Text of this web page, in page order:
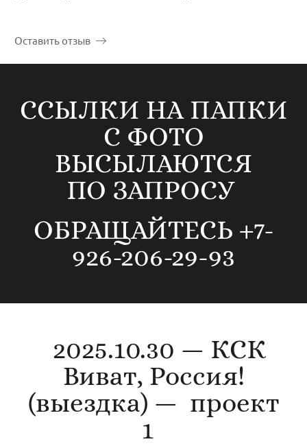
Оставить отзыв
ССЫЛКИ НА ПАПКИ
С ФОТО
ВЫСЫЛАЮТСЯ
ПО ЗАПРОСУ
ОБРАЩАЙТЕСЬ +7-
926-206-29-93
2025.10.30 — КСК
Виват, Россия!
(выездка) — проект
1